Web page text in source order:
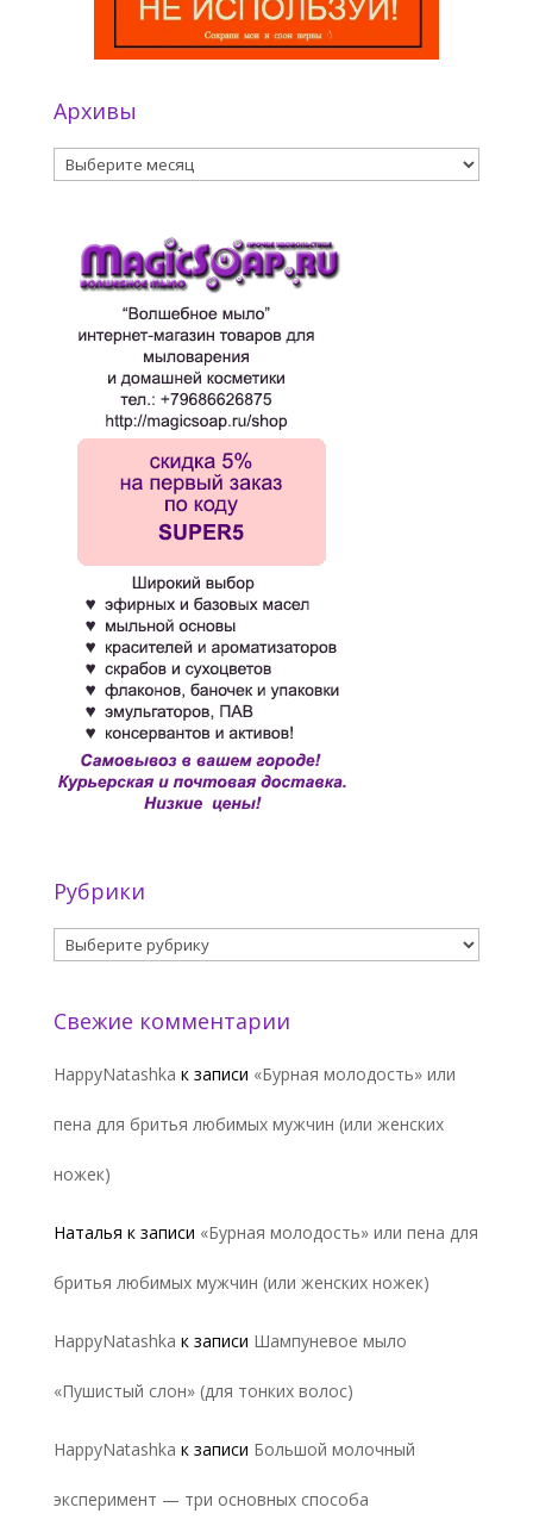
Архивы
Архивы
Рубрики
Рубрики
Свежие комментарии
HappyNatashka к записи «Бурная молодость» или
пена для бритья любимых мужчин (или женских
ножек)
Наталья к записи «Бурная молодость» или пена для
бритья любимых мужчин (или женских ножек)
HappyNatashka к записи Шампуневое мыло
«Пушистый слон» (для тонких волос)
HappyNatashka к записи Большой молочный
эксперимент — три основных способа